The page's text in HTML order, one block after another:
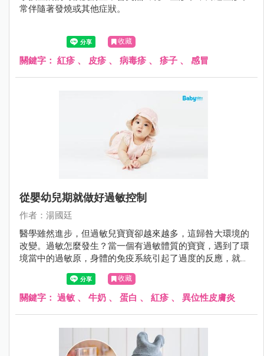
常伴隨著發燒或其他症狀。
收藏
關鍵字： 紅疹 、 皮疹 、 病毒疹 、 疹子 、 感冒
從嬰幼兒期就做好過敏控制
作者：湯國廷
醫學雖然進步，但過敏兒寶寶卻越來越多，這歸咎大環境的
改變。過敏怎麼發生？當一個有過敏體質的寶寶，遇到了環
境當中的過敏原，身體的免疫系統引起了過度的反應，就產
生了過敏症狀。
收藏
關鍵字： 過敏 、 牛奶 、 蛋白 、 紅疹 、 異位性皮膚炎